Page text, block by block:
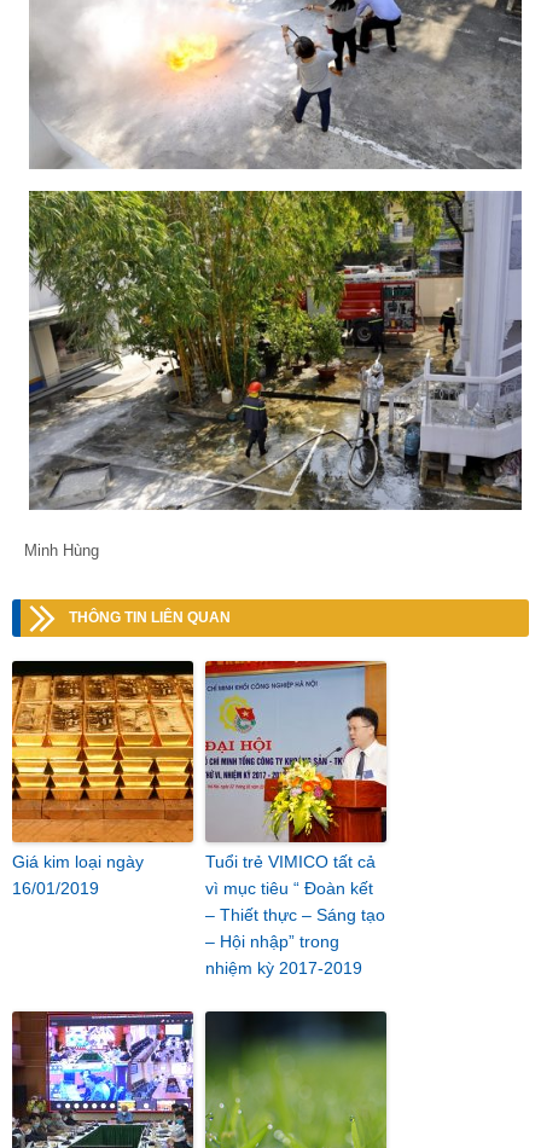
Minh Hùng
THÔNG TIN LIÊN QUAN
Giá kim loại ngày
16/01/2019
Tuổi trẻ VIMICO tất cả
vì mục tiêu “ Đoàn kết
– Thiết thực – Sáng tạo
– Hội nhập” trong
nhiệm kỳ 2017-2019